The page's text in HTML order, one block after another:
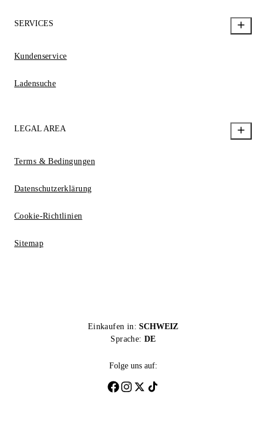
SERVICES
Kundenservice
Ladensuche
LEGAL AREA
Terms & Bedingungen
Datenschutzerklärung
Cookie-Richtlinien
Sitemap
Einkaufen in: SCHWEIZ
Sprache: DE
Folge uns auf: